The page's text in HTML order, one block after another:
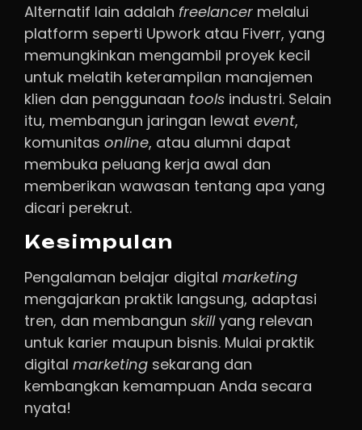
Alternatif lain adalah freelancer melalui
platform seperti Upwork atau Fiverr, yang
memungkinkan mengambil proyek kecil
untuk melatih keterampilan manajemen
klien dan penggunaan tools industri. Selain
itu, membangun jaringan lewat event,
komunitas online, atau alumni dapat
membuka peluang kerja awal dan
memberikan wawasan tentang apa yang
dicari perekrut.
Kesimpulan
Pengalaman belajar digital marketing
mengajarkan praktik langsung, adaptasi
tren, dan membangun skillyang relevan
untuk karier maupun bisnis. Mulai praktik
digital marketing sekarang dan
kembangkan kemampuan Anda secara
nyata!